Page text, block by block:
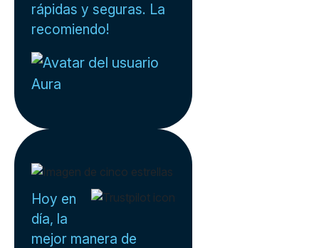
rápidas y seguras. La
recomiendo!
Aura
Hoy en
día, la
mejor manera de